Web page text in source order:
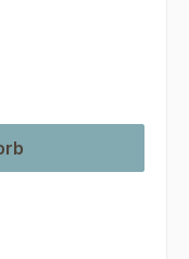
die Schaltflächen